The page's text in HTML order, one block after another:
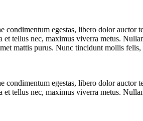
egestas, libero dolor auctor
tellus nec, maximus viverra metus.
mattis purus. Nunc tincidunt mollis
egestas, libero dolor auctor
tellus nec, maximus viverra metus.